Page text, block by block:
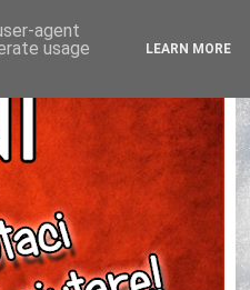
agent
usage
LEARN MORE